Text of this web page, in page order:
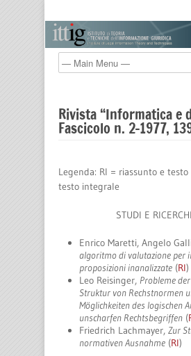
Rivista “Informatica e
Fascicolo n. 2-1977,
Legenda: RI = riassunto e
testo integrale
STUDI E
Enrico Maretti, Angelo
algoritmo di valutazione per
proposizioni inanalizzate (RI)
Leo Reisinger, Probleme
Struktur von Rechstnormen
Möglichkeiten des logischen
unscharfen Rechtsbegriffen (
Friedrich Lachmayer, Zur
normativen Ausnahme (RI)